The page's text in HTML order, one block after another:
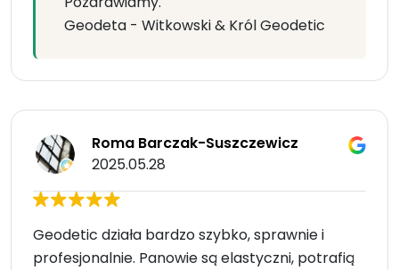
Geodeta - Witkowski & Król Geodetic
Roma Barczak-Suszczewicz
2025.05.28
Geodetic działa bardzo szybko, sprawnie i
profesjonalnie. Panowie są elastyczni, potrafią